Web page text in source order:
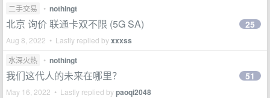
二手交易 • nothingt
北京 询价 联通卡双不限 (5G SA)
Aug 8, 2022 • Lastly replied byxxxss
25
水深火热 • nothingt
我们这代人的未来在哪里？
May 16, 2022 • Lastly replied bypaoqi2048
51